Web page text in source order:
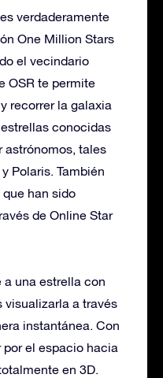
verdaderamente
One Million Stars
el vecindario
OSR te permite
recorrer la galaxia
conocidas
astrónomos, tales
Polaris. También
han sido
de Online Star
a una estrella con
visualizarla a través
instantánea. Con
por el espacio hacia
en 3D.